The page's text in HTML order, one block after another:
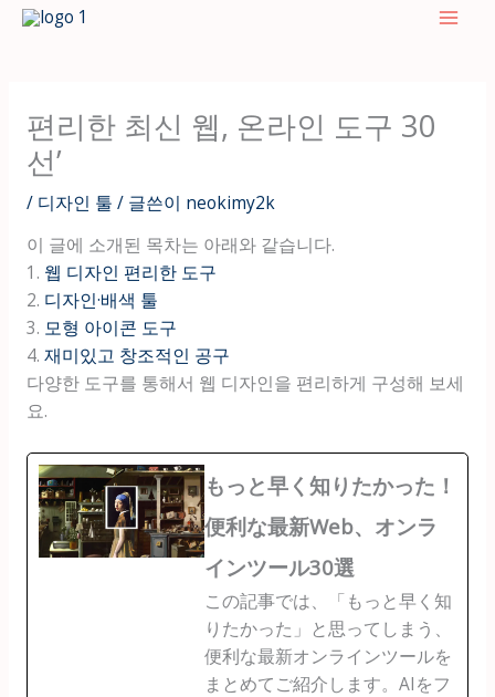
편리한 최신 웹, 온라인 도구 30
선’
/ 디자인 툴 / 글쓴이 neokimy2k
이 글에 소개된 목차는 아래와 같습니다.
1. 웹 디자인 편리한 도구
2. 디자인·배색 툴
3. 모형 아이콘 도구
4. 재미있고 창조적인 공구
다양한 도구를 통해서 웹 디자인을 편리하게 구성해 보세
요.
もっと早く知りたかった！
便利な最新Web、オンラ
インツール30選
この記事では、「もっと早く知
りたかった」と思ってしまう、
便利な最新オンラインツールを
まとめてご紹介します。AIをフ